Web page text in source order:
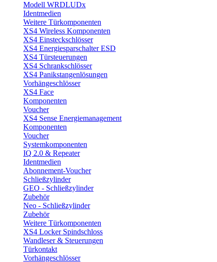
Modell WRDLUDx
Identmedien
Weitere Türkomponenten
XS4 Wireless Komponenten
XS4 Einsteckschlösser
XS4 Energiesparschalter ESD
XS4 Türsteuerungen
XS4 Schrankschlösser
XS4 Panikstangenlösungen
Vorhängeschlösser
XS4 Face
Komponenten
Voucher
XS4 Sense Energiemanagement
Komponenten
Voucher
Systemkomponenten
IQ 2.0 & Repeater
Identmedien
Abonnement-Voucher
Schließzylinder
GEO - Schließzylinder
Zubehör
Neo - Schließzylinder
Zubehör
Weitere Türkomponenten
XS4 Locker Spindschloss
Wandleser & Steuerungen
Türkontakt
Vorhängeschlösser